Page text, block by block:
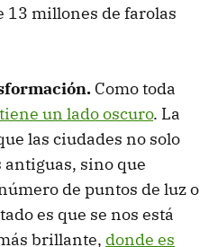
13 millones de farolas
Como toda
tiene un lado oscuro. La
las ciudades no solo
sino que
de puntos de luz o
es que se nos está
brillante, donde es